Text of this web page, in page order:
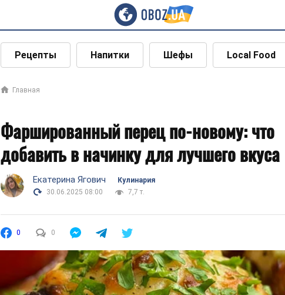
Рецепты Напитки Шефы Local Food
Главная
Фаршированный перец по-новому: что
добавить в начинку для лучшего вкуса
Екатерина Ягович
Кулинария
30.06.2025 08:00
7,7 т.
0 0